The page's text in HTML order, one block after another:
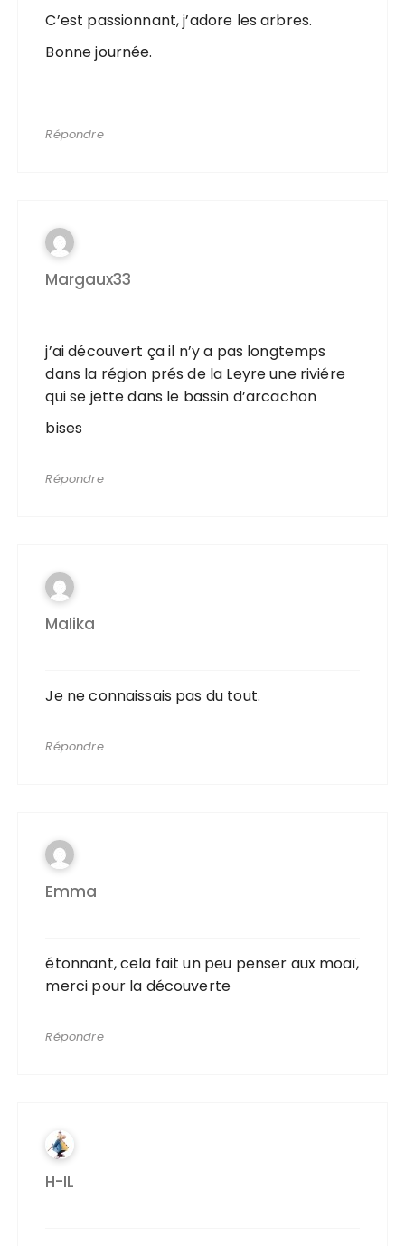
C’est passionnant, j’adore les arbres.
Bonne journée.
Répondre
Margaux33
j’ai découvert ça il n’y a pas longtemps
dans la région prés de la Leyre une riviére
qui se jette dans le bassin d’arcachon
bises
Répondre
Malika
Je ne connaissais pas du tout.
Répondre
Emma
étonnant, cela fait un peu penser aux moaï,
merci pour la découverte
Répondre
H-IL